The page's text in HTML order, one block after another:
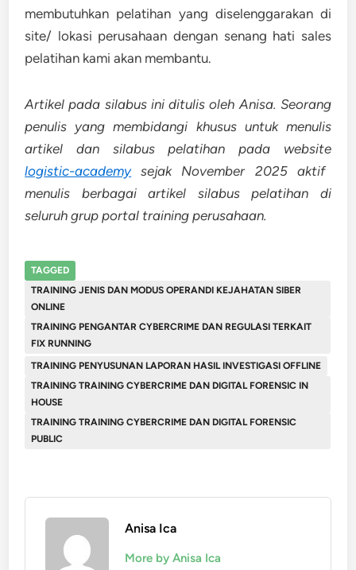
membutuhkan pelatihan yang diselenggarakan di
site/ lokasi perusahaan dengan senang hati sales
pelatihan kami akan membantu.
Artikel pada silabus ini ditulis oleh Anisa. Seorang
penulis yang membidangi khusus untuk menulis
artikel dan silabus pelatihan pada website
logistic-academysejak November 2025 aktif
menulis berbagai artikel silabus pelatihan di
seluruh grup portal training perusahaan.
TAGGED
TRAINING JENIS DAN MODUS OPERANDI KEJAHATAN SIBER
ONLINE
TRAINING PENGANTAR CYBERCRIME DAN REGULASI TERKAIT
FIX RUNNING
TRAINING PENYUSUNAN LAPORAN HASIL INVESTIGASI OFFLINE
TRAINING TRAINING CYBERCRIME DAN DIGITAL FORENSIC IN
HOUSE
TRAINING TRAINING CYBERCRIME DAN DIGITAL FORENSIC
PUBLIC
Anisa Ica
More by Anisa Ica